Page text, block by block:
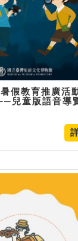
暑假教育推廣活
兒童版語音導